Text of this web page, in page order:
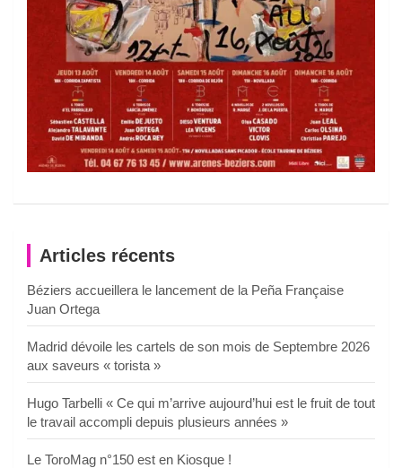
Articles récents
Béziers accueillera le lancement de la Peña Française
Juan Ortega
Madrid dévoile les cartels de son mois de Septembre 2026
aux saveurs « torista »
Hugo Tarbelli « Ce qui m’arrive aujourd’hui est le fruit de tout
le travail accompli depuis plusieurs années »
Le ToroMag n°150 est en Kiosque !